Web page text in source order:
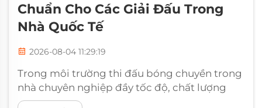
Chuẩn Cho Các Giải Đấu Trong
Nhà Quốc Tế
2026-08-04 11:29:19
Trong môi trường thi đấu bóng chuyền trong
nhà chuyên nghiệp đầy tốc độ, chất lượng
quả bóng chuyền cực kỳ quan trọng đối với